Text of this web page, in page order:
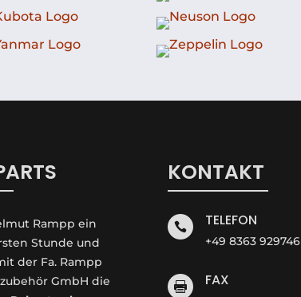
Rampp ein
Stunde und
der Fa. Rampp
GmbH die
KONTAKT
 TELEFON
+49 8363 929746
 FAX